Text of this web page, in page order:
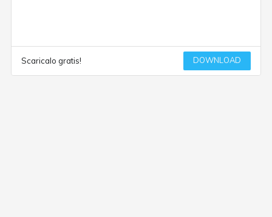
Scaricalo gratis! DOWNLOAD